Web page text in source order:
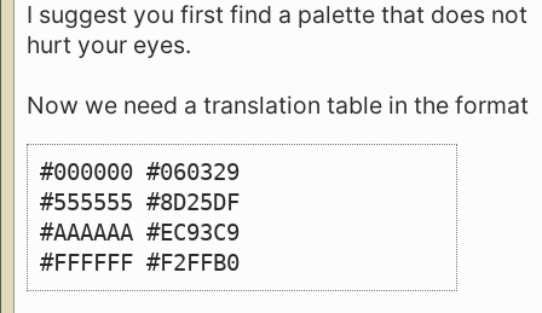
I suggest you first find a palette that does not
hurt your eyes.
Now we need a translation table in the format
#000000 #060329
#555555 #8D25DF
#AAAAAA #EC93C9
#FFFFFF #F2FFB0